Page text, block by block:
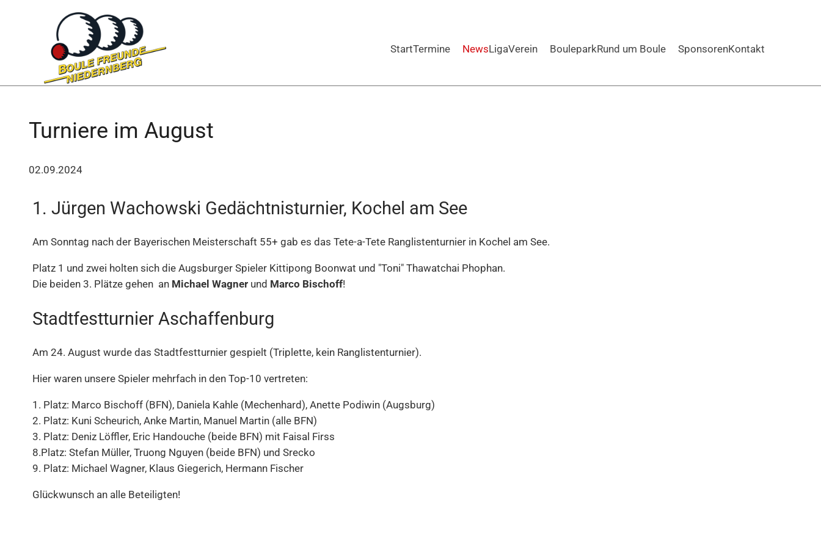
StartTermine NewsLigaVerein BouleparkRund um Boule SponsorenKontakt
Turniere im August
02.09.2024
1. Jürgen Wachowski Gedächtnisturnier, Kochel am See
Am Sonntag nach der Bayerischen Meisterschaft 55+ gab es das Tete-a-Tete Ranglistenturnier in Kochel am See.
Platz 1 und zwei holten sich die Augsburger Spieler Kittipong Boonwat und "Toni" Thawatchai Phophan.
Die beiden 3. Plätze gehen an Michael Wagner und Marco Bischoff!
Stadtfestturnier Aschaffenburg
Am 24. August wurde das Stadtfestturnier gespielt (Triplette, kein Ranglistenturnier).
Hier waren unsere Spieler mehrfach in den Top-10 vertreten:
1. Platz: Marco Bischoff (BFN), Daniela Kahle (Mechenhard), Anette Podiwin (Augsburg)
2. Platz: Kuni Scheurich, Anke Martin, Manuel Martin (alle BFN)
3. Platz: Deniz Löffler, Eric Handouche (beide BFN) mit Faisal Firss
8.Platz: Stefan Müller, Truong Nguyen (beide BFN) und Srecko
9. Platz: Michael Wagner, Klaus Giegerich, Hermann Fischer
Glückwunsch an alle Beteiligten!